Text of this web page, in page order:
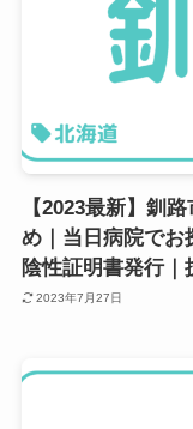
【2023最新】釧
め｜当日病院でお
陰性証明書発行｜
2023年7月27日